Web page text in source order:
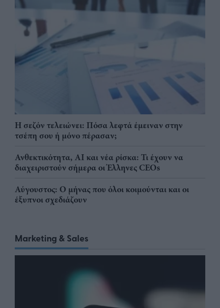
Η σεζόν τελειώνει: Πόσα λεφτά έμειναν στην
τσέπη σου ή μόνο πέρασαν;
Ανθεκτικότητα, AI και νέα ρίσκα: Τι έχουν να
διαχειριστούν σήμερα οι Έλληνες CEOs
Αύγουστος: Ο μήνας που όλοι κοιμούνται και οι
έξυπνοι σχεδιάζουν
Marketing & Sales